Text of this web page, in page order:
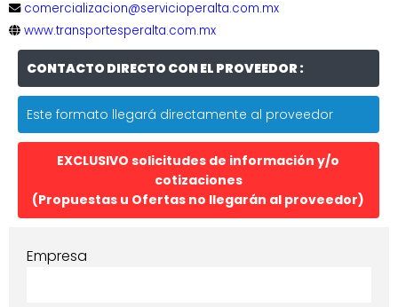
comercializacion@servicioperalta.com.mx
www.transportesperalta.com.mx
CONTACTO DIRECTO CON EL PROVEEDOR :
Este formato llegará directamente al proveedor
EXCLUSIVO solicitudes de información y/o
cotizaciones
(Propuestas u Ofertas no llegarán al proveedor)
Empresa